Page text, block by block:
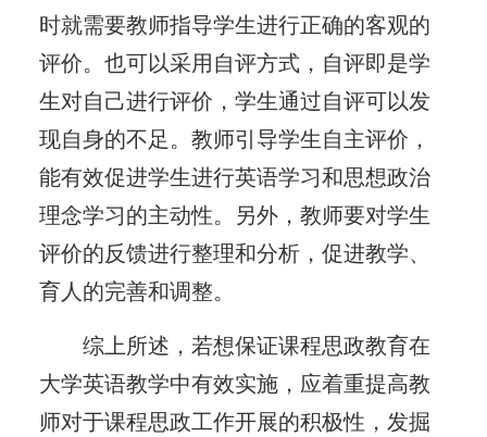
时就需要教师指导学生进行正确的客观的
评价。也可以采用自评方式，自评即是学
生对自己进行评价，学生通过自评可以发
现自身的不足。教师引导学生自主评价，
能有效促进学生进行英语学习和思想政治
理念学习的主动性。另外，教师要对学生
评价的反馈进行整理和分析，促进教学、
育人的完善和调整。
综上所述，若想保证课程思政教育在
大学英语教学中有效实施，应着重提高教
师对于课程思政工作开展的积极性，发掘